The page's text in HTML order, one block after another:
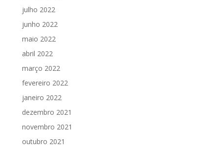
julho 2022
junho 2022
maio 2022
abril 2022
março 2022
fevereiro 2022
janeiro 2022
dezembro 2021
novembro 2021
outubro 2021